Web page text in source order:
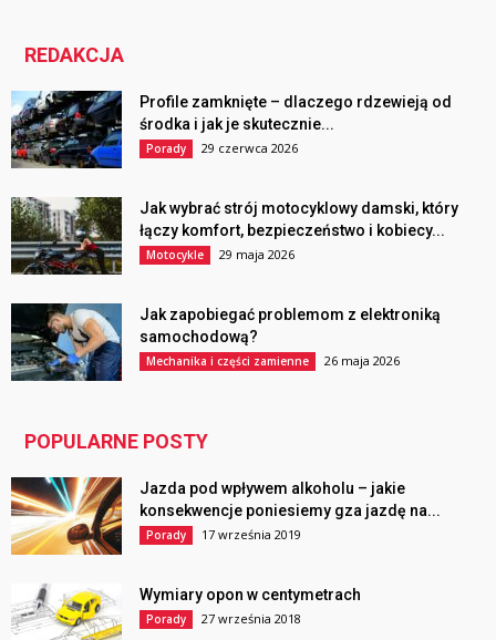
REDAKCJA
Profile zamknięte – dlaczego rdzewieją od
środka i jak je skutecznie...
Porady 29 czerwca 2026
Jak wybrać strój motocyklowy damski, który
łączy komfort, bezpieczeństwo i kobiecy...
Motocykle 29 maja 2026
Jak zapobiegać problemom z elektroniką
samochodową?
Mechanika i części zamienne 26 maja 2026
POPULARNE POSTY
Jazda pod wpływem alkoholu – jakie
konsekwencje poniesiemy gza jazdę na...
Porady 17 września 2019
Wymiary opon w centymetrach
Porady 27 września 2018